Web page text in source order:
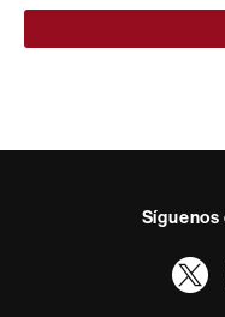
Síguenos